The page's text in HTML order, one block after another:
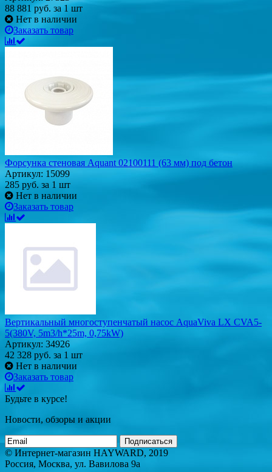
88 881 руб. за 1 шт
Нет в наличии
Заказать товар
Форсунка стеновая Aquant 02100111 (63 мм) под бетон
Артикул: 15099
285 руб. за 1 шт
Нет в наличии
Заказать товар
Вертикальный многоступенчатый насос AquaViva LX CVA5-
5(380V, 5m3/h*25m, 0,75kW)
Артикул: 34926
42 328 руб. за 1 шт
Нет в наличии
Заказать товар
Будьте в курсе!
Новости, обзоры и акции
Подписаться
© Интернет-магазин HAYWARD, 2019
Россия, Москва, ул. Вавилова 9а